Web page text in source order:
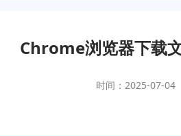
Chrome浏览器下载
时间：2025-07-04